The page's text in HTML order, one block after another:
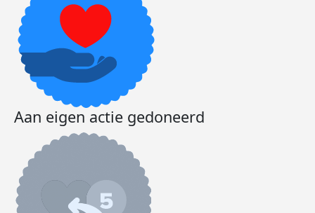
Aan eigen actie gedoneerd